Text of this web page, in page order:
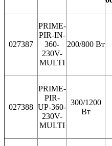
027387
PRIME-
PIR-IN-
360-
230V-
MULTI
200/800 Вт
027388
PRIME-
PIR-
UP-360-
230V-
MULTI
300/1200
Вт